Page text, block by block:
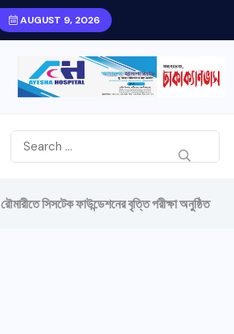
AUGUST 9, 2026
রৌমারীতে সিসটেক ফাউন্ডেশনের বৃত্তি পরীক্ষা অনুষ্ঠিত